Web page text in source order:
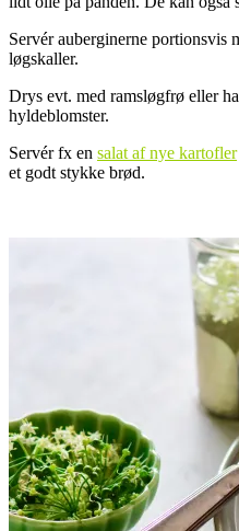
Servér auberginerne portionsvis
løgskaller.
Drys evt. med ramsløgfrø eller
hyldeblomster.
Servér fx en salat af nye kartofler
et godt stykke brød.